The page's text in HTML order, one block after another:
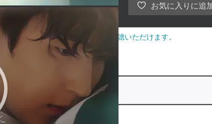
中＆作品配信中は、何度でもご視聴いただけます。
全話パック